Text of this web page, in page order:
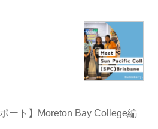
ート】Moreton Bay College編